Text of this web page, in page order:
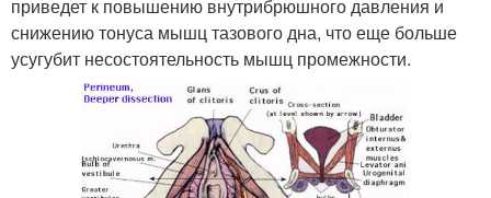
приведет к повышению внутрибрюшного давления и
снижению тонуса мышц тазового дна, что еще больше
усугубит несостоятельность мышц промежности.